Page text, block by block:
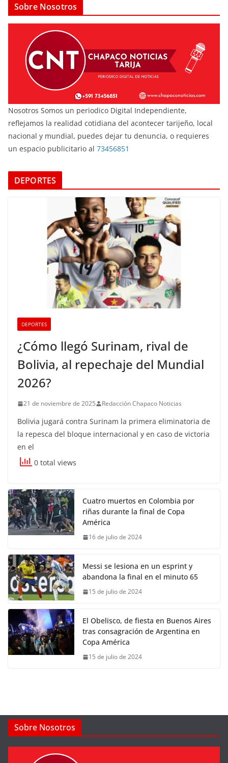
Sobre Nosotros
Nosotros Somos un periodico Digital Independiente,
reflejamos la realidad cotidiana del acontecer tarijeño, local
nacional y mundial, puedes dejar tu denuncia, o requieres
un espacio publicitario al 73456851
DEPORTES
DEPORTES
¿Cómo llegó Surinam, rival de
Bolivia, al repechaje del Mundial
2026?
21 de noviembre de 2025 Redacción Chapaco Noticias
Bolivia jugará contra Surinam la primera eliminatoria de
la repesca del bloque internacional y en caso de victoria
en el
0 total views
Cuatro muertos en Colombia por
riñas durante la final de Copa
América
16 de julio de 2024
Messi se lesiona en un esprint y
abandona la final en el minuto 65
15 de julio de 2024
El Obelisco, de fiesta en Buenos Aires
tras consagración de Argentina en
Copa América
15 de julio de 2024
Sobre Nosotros